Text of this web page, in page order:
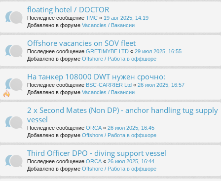
floating hotel / DOCTOR
Последнее сообщение TMC « 19 авг 2025, 14:19
Добавлено в форуме Vacancies / Вакансии
Offshore vacancies on SOV fleet
Последнее сообщение GRETIMYBE LTD « 29 июл 2025, 16:55
Добавлено в форуме Offshore / Работа в оффшоре
На танкер 108000 DWT нужен срочно:
Последнее сообщение BSC-CARRIER Ltd « 26 июл 2025, 16:57
Добавлено в форуме Vacancies / Вакансии
2 x Second Mates (Non DP) - anchor handling tug supply
vessel
Последнее сообщение ORCA « 26 июл 2025, 16:45
Добавлено в форуме Offshore / Работа в оффшоре
Third Officer DPO - diving support vessel
Последнее сообщение ORCA « 26 июл 2025, 16:44
Добавлено в форуме Offshore / Работа в оффшоре